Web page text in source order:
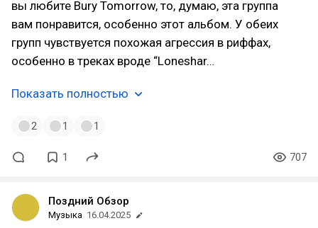
вы любите Bury Tomorrow, то, думаю, эта группа
вам понравится, особенно этот альбом. У обеих
групп чувствуется похожая агрессия в риффах,
особенно в треках вроде “Loneshar…
Показать полностью
2 1 1
1 707
Поздний Обзор
Музыка 16.04.2025